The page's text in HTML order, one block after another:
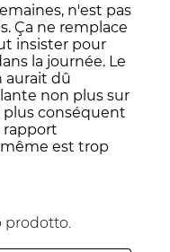
n'est pas
Ça ne remplace
insister pour
la journée. Le
aurait dû
non plus sur
conséquent
rapport
est trop
prodotto.